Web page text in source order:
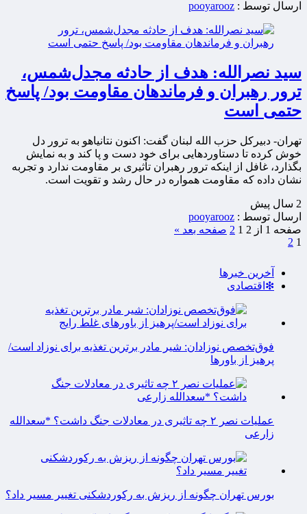
ارسال توسط : pooyarooz
سید نصرالله: هدف از حادثه مجدل‌شمس،
ترور رهبران و فرماندهان مقاومت بود/ پاسخ
حتمی است
تهران- دبیرکل حزب الله لبنان گفت: اکنون نتانیاهو به ترور دل
خوش کرده تا دستاوردهایی برای خود دست و پا کند و به نمایش
بگذارد، غافل از اینکه ترور رهبران تأثیری بر مقاومت ندارد و تجربه
نشان داده که مقاومت همواره در حال رشد و تقویت است.
2 سال پيش
ارسال توسط : pooyarooz
صفحه 1 از 2
1
2 صفحه بعد »
1
2
آخرین خبرها
❇اقتصادی
فوق‌تخصص نوزادان: شیر مادر برترین تغذیه برای نوزاد است/
پرهیز از باورها
عملیات نصر ۲ چه تاثیری در معادلات جنگ داشت؟ *سعدالله
زارعی
بورس تهران چگونه از ریزش به رکوردشکنی تغییر مسیر داد؟